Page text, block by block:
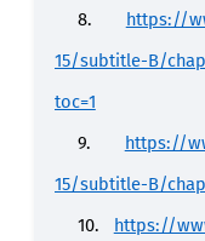
8.
https://
15/subtitle-B/
toc=1
9.
https://
15/subtitle-B/
10.
https://